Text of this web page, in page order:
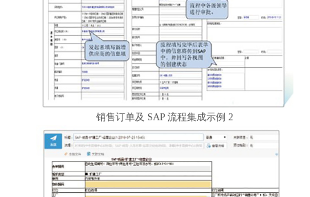
销售订单及 SAP 流程集成示例 2